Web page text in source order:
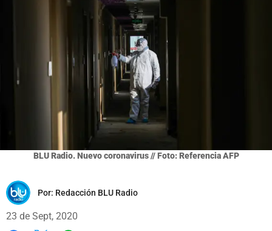
BLU Radio. Nuevo coronavirus // Foto: Referencia AFP
Por: Redacción BLU Radio
23 de Sept, 2020